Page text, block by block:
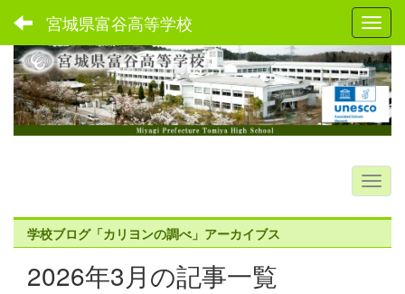
宮城県富谷高等学校
学校ブログ「カリヨンの調べ」アーカイブス
2026年3月の記事一覧